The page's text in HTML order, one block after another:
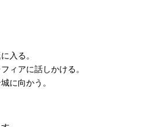
入る。
ィアに話しかける。
に向かう。